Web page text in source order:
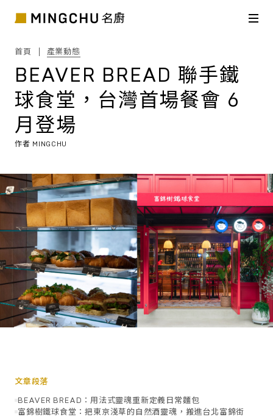
首頁 產業動態
BEAVER BREAD 聯手鐵
球食堂，台灣首場餐會 6
月登場
作者 MINGCHU
文章段落
BEAVER BREAD：用法式靈魂重新定義日常麵包
富錦樹鐵球食堂：把東京淺草的自然酒靈魂，搬進台北富錦街